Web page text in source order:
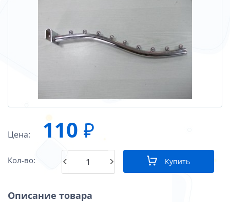
Цена: 110 ₽
Кол-во: Купить
Описание товара